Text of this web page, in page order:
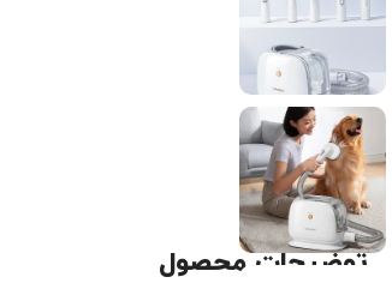
توضیحات محصول